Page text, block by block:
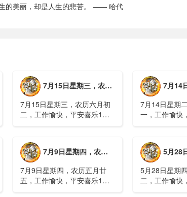
的美丽，却是人生的悲苦。 —— 哈代
7月15日星期三，农历六月初二，工作愉快，平安喜乐
7月15日星期三，农历六月初
二，工作愉快，平安喜乐1、
案2、全球首款实体瘤CAR-T
细胞治疗走向临床，上海多家
医院开......
7月14日星期二，
7月14日星期
一，工作愉快
停业2、广西
计发现登革热
治愈出院1......
7月9日星期四，农历五月廿五，工作愉快，平安喜乐
7月9日星期四，农历五月廿
五，工作愉快，平安喜乐1、
5月28日星期四，
5月28日星期
二，工作愉快